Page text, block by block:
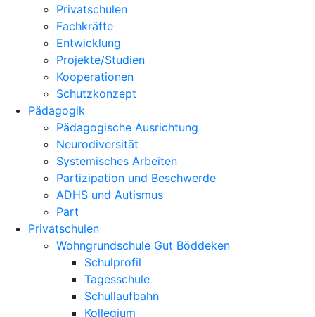
Privatschulen
Fachkräfte
Entwicklung
Projekte/Studien
Kooperationen
Schutzkonzept
Pädagogik
Pädagogische Ausrichtung
Neurodiversität
Systemisches Arbeiten
Partizipation und Beschwerde
ADHS und Autismus
Part
Privatschulen
Wohngrundschule Gut Böddeken
Schulprofil
Tagesschule
Schullaufbahn
Kollegium